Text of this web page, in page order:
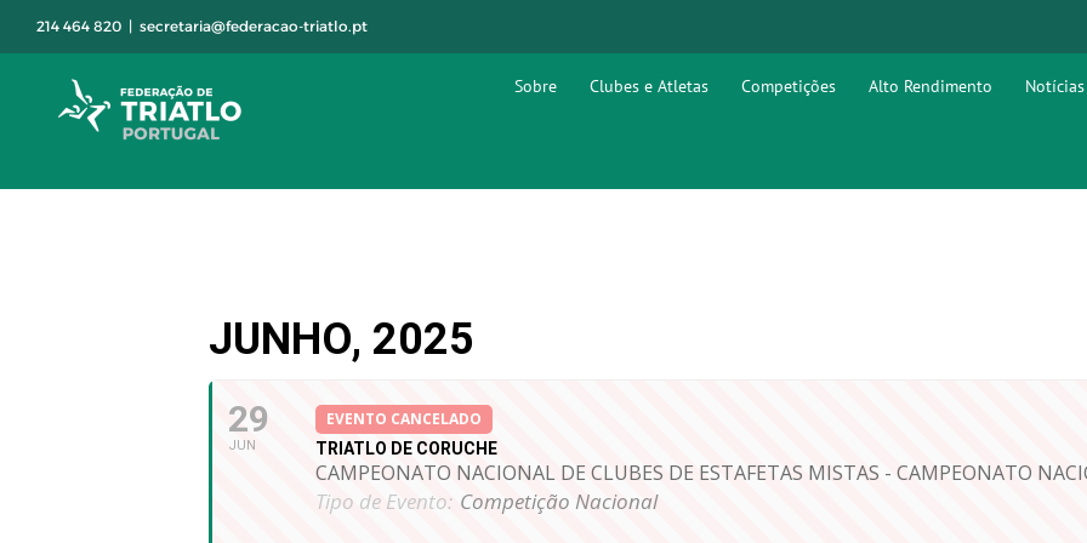
214 464 820 | secretaria@federacao-triatlo.pt
Sobre Clubes e Atletas Competições Alto Rendimento
JUNHO, 2025
29
JUN
EVENTO CANCELADO
TRIATLO DE CORUCHE
CAMPEONATO NACIONAL DE CLUBES DE ESTAFETAS MISTAS - CAMPEONATO
Tipo de Evento: Competição Nacional